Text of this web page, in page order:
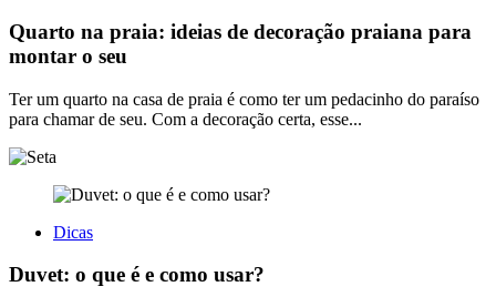
Quarto na praia: ideias de decoração praiana para
montar o seu
Ter um quarto na casa de praia é como ter um pedacinho do paraíso
para chamar de seu. Com a decoração certa, esse...
Dicas
Duvet: o que é e como usar?